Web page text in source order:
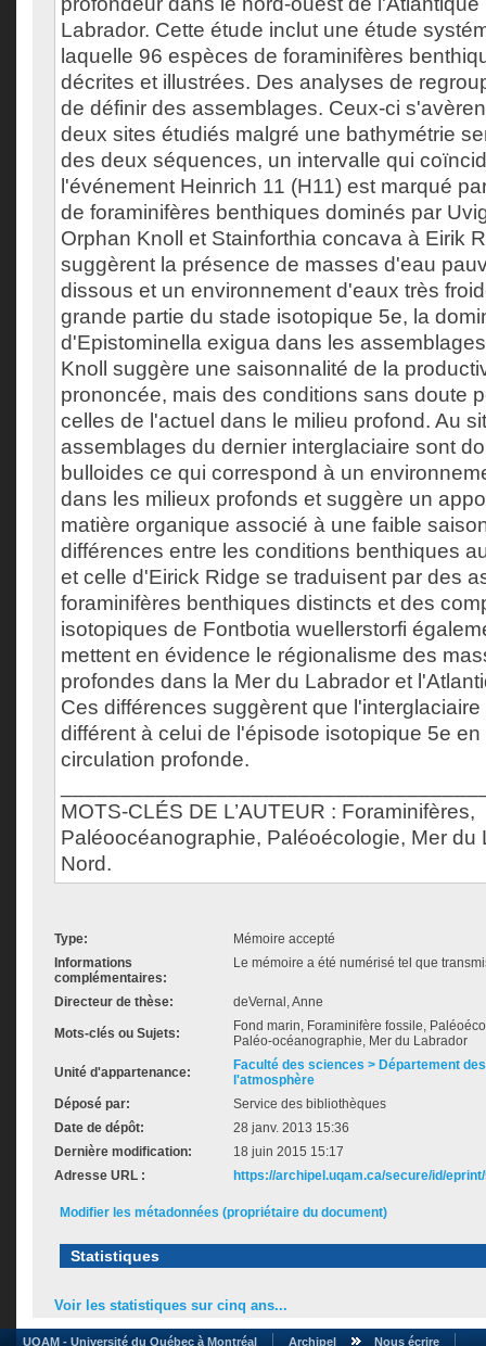
Labrador. Cette étude inclut une étude
laquelle 96 espèces de foraminifères
décrites et illustrées. Des analyses de
de définir des assemblages. Ceux-ci
deux sites étudiés malgré une bathymétrie
des deux séquences, un intervalle qui
l'événement Heinrich 11 (H11) est marqué
de foraminifères benthiques dominés par
Orphan Knoll et Stainforthia concava à Eirik
suggèrent la présence de masses d'eau
dissous et un environnement d'eaux très
grande partie du stade isotopique 5e, la
d'Epistominella exigua dans les
Knoll suggère une saisonnalité de la
prononcée, mais des conditions sans doute
celles de l'actuel dans le milieu profond. Au
assemblages du dernier interglaciaire sont
bulloides ce qui correspond à un
dans les milieux profonds et suggère un
matière organique associé à une faible
différences entre les conditions benthiques
et celle d'Eirick Ridge se traduisent par des
foraminifères benthiques distincts et des
isotopiques de Fontbotia wuellerstorfi
mettent en évidence le régionalisme des
profondes dans la Mer du Labrador et
Ces différences suggèrent que
différent à celui de l'épisode isotopique 5e
circulation profonde.
MOTS-CLÉS DE L’AUTEUR : Foraminifères,
Paléoocéanographie, Paléoécologie, Mer du
Nord.
Type:
Mémoire accepté
Informations
complémentaires:
Le mémoire a été numérisé tel que
Directeur de thèse: deVernal, Anne
Mots-clés ou Sujets:
Fond marin, Foraminifère fossile,
Paléo-océanographie, Mer du Labrador
Unité d'appartenance:
Faculté des sciences > Département
l'atmosphère
Déposé par:
Service des bibliothèques
Date de dépôt:
28 janv. 2013 15:36
Dernière modification:
18 juin 2015 15:17
Adresse URL :
https://archipel.uqam.ca/secure/id/
Modifier les métadonnées (propriétaire du document)
Statistiques
Voir les statistiques sur cinq ans...
UQAM - Université du Québec à Montréal Archipel Nous écrire